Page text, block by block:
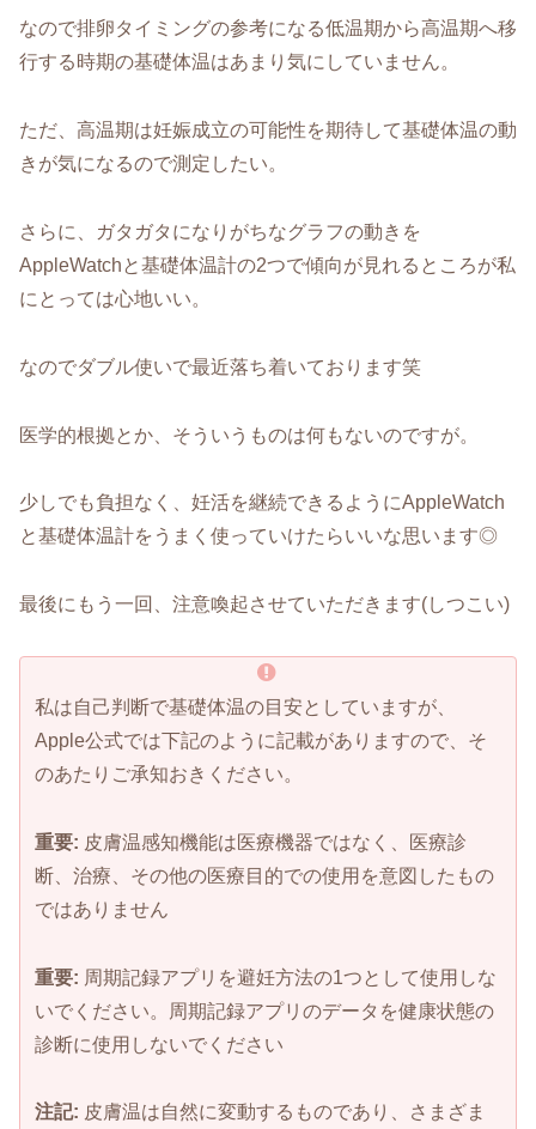
なので排卵タイミングの参考になる低温期から高温期へ移
行する時期の基礎体温はあまり気にしていません。
ただ、高温期は妊娠成立の可能性を期待して基礎体温の動
きが気になるので測定したい。
さらに、ガタガタになりがちなグラフの動きを
AppleWatchと基礎体温計の2つで傾向が見れるところが私
にとっては心地いい。
なのでダブル使いで最近落ち着いております笑
医学的根拠とか、そういうものは何もないのですが。
少しでも負担なく、妊活を継続できるようにAppleWatch
と基礎体温計をうまく使っていけたらいいな思います◎
最後にもう一回、注意喚起させていただきます(しつこい)
私は自己判断で基礎体温の目安としていますが、
Apple公式では下記のように記載がありますので、そ
のあたりご承知おきください。
重要: 皮膚温感知機能は医療機器ではなく、医療診
断、治療、その他の医療目的での使用を意図したもの
ではありません
重要: 周期記録アプリを避妊方法の1つとして使用しな
いでください。周期記録アプリのデータを健康状態の
診断に使用しないでください
注記: 皮膚温は自然に変動するものであり、さまざま